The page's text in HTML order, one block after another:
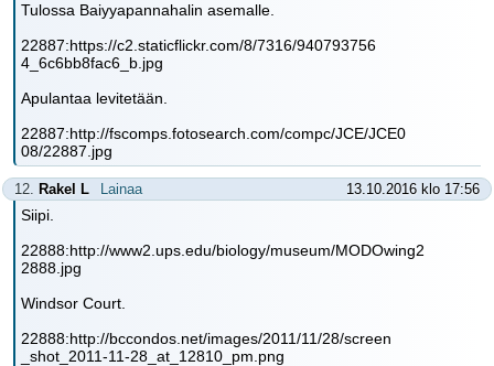
Tulossa Baiyyapannahalin asemalle.
22887:https://c2.staticflickr.com/8/7316/940793756
4_6c6bb8fac6_b.jpg
Apulantaa levitetään.
22887:http://fscomps.fotosearch.com/compc/JCE/JCE0
08/22887.jpg
12. Rakel L Lainaa 13.10.2016 klo 17:56
Siipi.
22888:http://www2.ups.edu/biology/museum/MODOwing2
2888.jpg
Windsor Court.
22888:http://bccondos.net/images/2011/11/28/screen
_shot_2011-11-28_at_12810_pm.png